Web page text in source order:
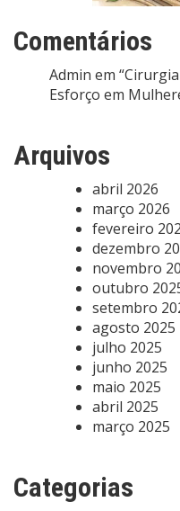
Comentários
Admin em
Esforço em
Arquivos
abril 2026
março 2026
fevereiro
dezembro
novembro
outubro
setembro
agosto 2025
julho 2025
junho 2025
maio 2025
abril 2025
março 2025
Categorias